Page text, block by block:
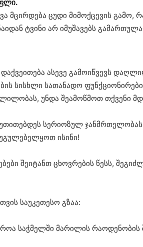
მცირდება ცუდი მიმოქცევის გამო,
ტვინი არ იმუშავებს
ასევე გამოიწვევს
სისხლი სათანადო
უნდა შეამოწმოთ თქვენი
სერიოზულ
ისინი!
შეიტანთ ცხოვრების წესს,
საუკეთესო გზაა:
საჭმელში მარილის რაოდენობის